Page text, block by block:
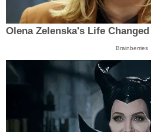
Olena Zelenska's Life
Brainberries